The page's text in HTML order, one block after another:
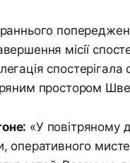
раннього
місії
простором
«У повітряному
оперативного